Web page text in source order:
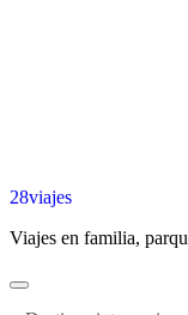
28viajes
Viajes en familia,